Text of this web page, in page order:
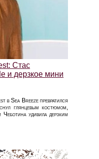
Стас
и дерзкое мини
в Sea Breeze превратился
глянцевым костюмом,
удивила дерзким